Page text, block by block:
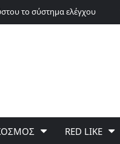
το σύστημα ελέγχου
Αγρινίου
RED LIKE